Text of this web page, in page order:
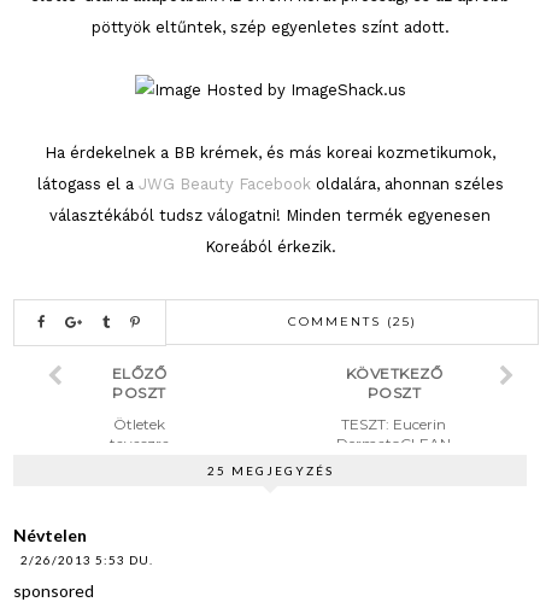
pöttyök eltűntek, szép egyenletes színt adott.
Ha érdekelnek a BB krémek, és más koreai kozmetikumok,
látogass el a JWG Beauty Facebook oldalára, ahonnan széles
választékából tudsz válogatni! Minden termék egyenesen
Koreából érkezik.
COMMENTS (25)
KÖVETKEZŐ
POSZT
TESZT: Eucerin
DermatoCLEAN
ELŐZŐ
POSZT
Ötletek
tavaszra
25 MEGJEGYZÉS
Névtelen
2/26/2013 5:53 DU.
sponsored